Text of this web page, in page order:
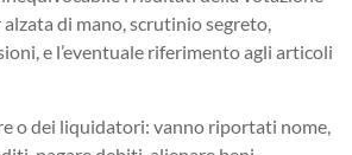
di mano, scrutinio segreto,
e l’eventuale riferimento agli articoli
o dei liquidatori: vanno riportati nome,